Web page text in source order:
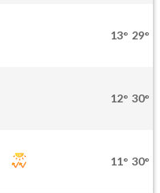
13° 29°
12° 30°
11° 30°